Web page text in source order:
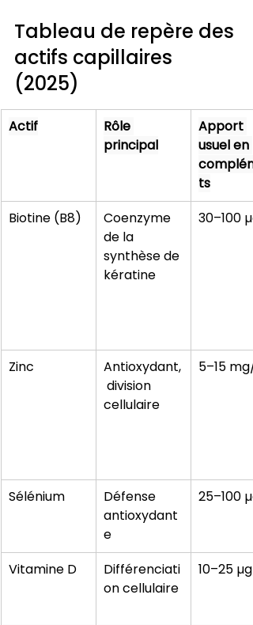
Tableau de repère des
actifs capillaires
(2025)
Actif
Rôle
principal
Apport
usuel en
ts
Biotine (B8)
Coenzyme
de la
synthèse de
kératine
30–100
Zinc
Antioxydant,
division
cellulaire
5–15 mg/j
Sélénium
Défense
antioxydant
e
25–100
Vitamine D
Différenciati
on cellulaire
10–25 µg/j